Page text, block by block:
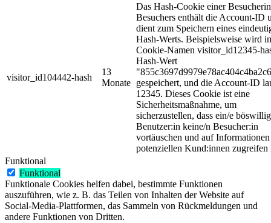
visitor_id104442-hash
13
Monate
Das Hash-Cookie einer
Besuchers enthält die Account-ID
dient zum Speichern eines
Hash-Werts. Beispielsweise wird
Cookie-Namen visitor_id12345-
Hash-Wert
gespeichert, und die Account-ID
12345. Dieses Cookie ist eine
Sicherheitsmaßnahme, um
sicherzustellen, dass ein/e
Benutzer:in keine/n Besucher:in
vortäuschen und auf
potenziellen Kund:innen
Funktional
Funktional
Funktionale Cookies helfen dabei, bestimmte Funktionen
auszuführen, wie z. B. das Teilen von Inhalten der Website auf
Social-Media-Plattformen, das Sammeln von Rückmeldungen und
andere Funktionen von Dritten.